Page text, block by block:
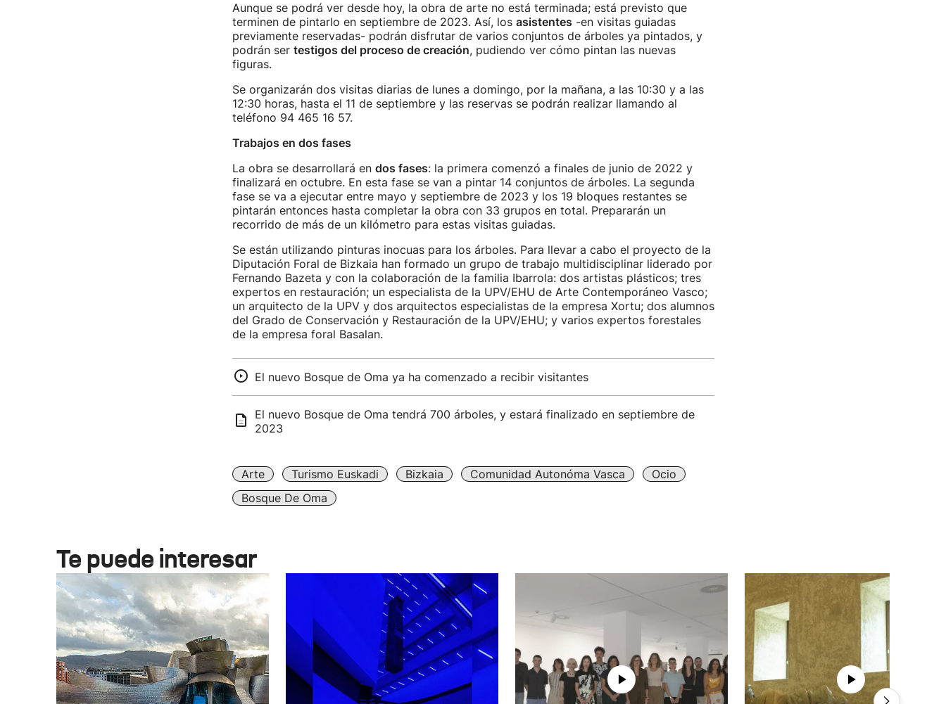
Aunque se podrá ver desde hoy, la obra de arte no está terminada; está previsto que
terminen de pintarlo en septiembre de 2023. Así, los asistentes -en visitas guiadas
previamente reservadas- podrán disfrutar de varios conjuntos de árboles ya pintados, y
podrán ser testigos del proceso de creación, pudiendo ver cómo pintan las nuevas
figuras.
Se organizarán dos visitas diarias de lunes a domingo, por la mañana, a las 10:30 y a las
12:30 horas, hasta el 11 de septiembre y las reservas se podrán realizar llamando al
teléfono 94 465 16 57.
Trabajos en dos fases
La obra se desarrollará en dos fases: la primera comenzó a finales de junio de 2022 y
finalizará en octubre. En esta fase se van a pintar 14 conjuntos de árboles. La segunda
fase se va a ejecutar entre mayo y septiembre de 2023 y los 19 bloques restantes se
pintarán entonces hasta completar la obra con 33 grupos en total. Prepararán un
recorrido de más de un kilómetro para estas visitas guiadas.
Se están utilizando pinturas inocuas para los árboles. Para llevar a cabo el proyecto de la
Diputación Foral de Bizkaia han formado un grupo de trabajo multidisciplinar liderado por
Fernando Bazeta y con la colaboración de la familia Ibarrola: dos artistas plásticos; tres
expertos en restauración; un especialista de la UPV/EHU de Arte Contemporáneo Vasco;
un arquitecto de la UPV y dos arquitectos especialistas de la empresa Xortu; dos alumnos
del Grado de Conservación y Restauración de la UPV/EHU; y varios expertos forestales
de la empresa foral Basalan.
El nuevo Bosque de Oma ya ha comenzado a recibir visitantes
El nuevo Bosque de Oma tendrá 700 árboles, y estará finalizado en septiembre de
2023
Arte Turismo Euskadi Bizkaia Comunidad Autonóma Vasca
Ocio
Bosque De Oma
Te puede interesar